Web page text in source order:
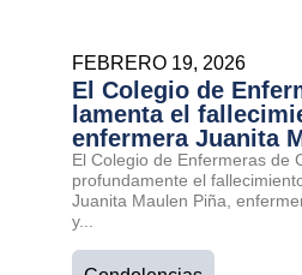
FEBRERO 19, 2026
El Colegio de
lamenta el
enfermera Juanita
El Colegio de Enfermeras de
profundamente el
Juanita Maulen Piña,
y...